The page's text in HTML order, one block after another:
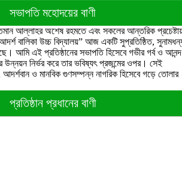
সভাপতি মহোদয়ের বাণী
আল্লাহর অশেষ রহমতে এবং সকলের আন্তরিক
বালিকা উচ্চ বিদ্যালয়” আজ একটি সুপ্রতিষ্ঠিত,
আমি এই প্রতিষ্ঠানের সভাপতি হিসেবে গভীর গর্ব ও আনন্দ
নির্ভর করে তার ভবিষ্যৎ প্রজন্মের ওপর। সেই
আদর্শবান ও মানবিক গুণসম্পন্ন নাগরিক হিসেবে গড়ে তোলার
প্রতিষ্ঠান প্রধানের বাণী